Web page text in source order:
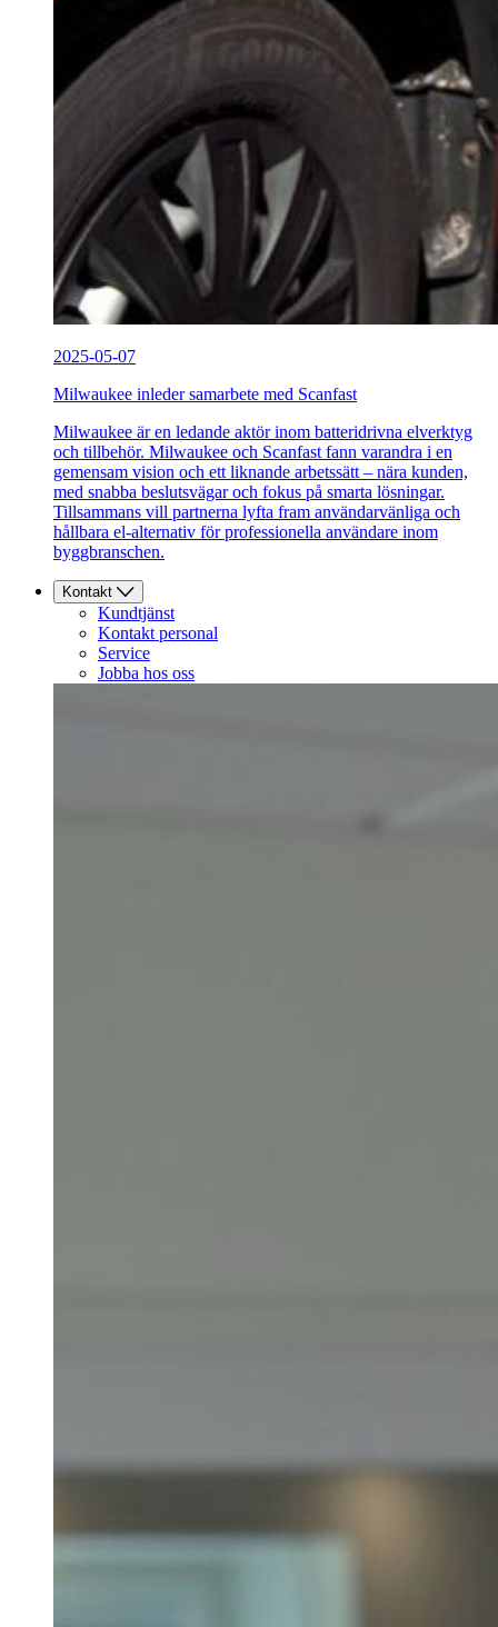
2025-05-07
Milwaukee inleder samarbete med Scanfast
Milwaukee är en ledande aktör inom batteridrivna elverktyg
och tillbehör. Milwaukee och Scanfast fann varandra i en
gemensam vision och ett liknande arbetssätt – nära kunden,
med snabba beslutsvägar och fokus på smarta lösningar.
Tillsammans vill partnerna lyfta fram användarvänliga och
hållbara el-alternativ för professionella användare inom
byggbranschen.
Kontakt
Kundtjänst
Kontakt personal
Service
Jobba hos oss